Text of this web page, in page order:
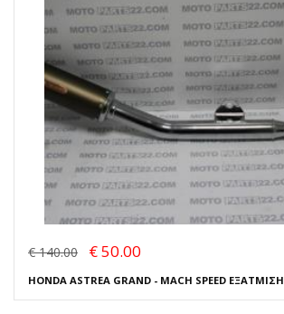
€ 140.00 € 50.00
HONDA ASTREA GRAND - MACH SPEED ΕΞΑΤΜΙΣΗ